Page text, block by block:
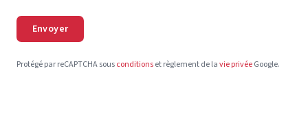
Envoyer
Protégé par reCAPTCHA sousconditionset règlement de lavie privéeGoogle.